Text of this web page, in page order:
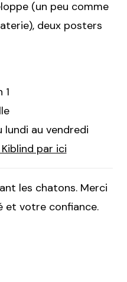
(un peu comme
deux posters
1
lundi au vendredi
par ici
les chatons. Merci
et votre confiance.